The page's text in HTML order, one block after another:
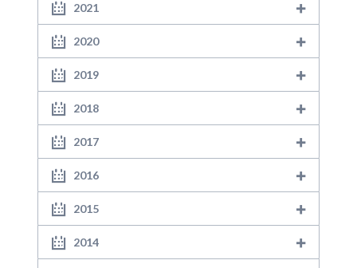
2021
2020
2019
2018
2017
2016
2015
2014